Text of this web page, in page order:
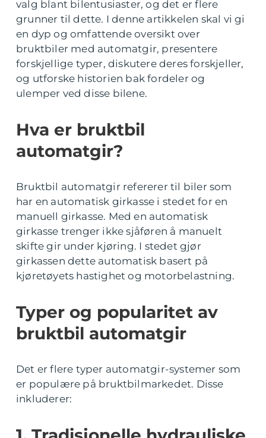
valg blant bilentusiaster, og det er flere
grunner til dette. I denne artikkelen skal vi gi
en dyp og omfattende oversikt over
bruktbiler med automatgir, presentere
forskjellige typer, diskutere deres forskjeller,
og utforske historien bak fordeler og
ulemper ved disse bilene.
Hva er bruktbil
automatgir?
Bruktbil automatgir refererer til biler som
har en automatisk girkasse i stedet for en
manuell girkasse. Med en automatisk
girkasse trenger ikke sjåføren å manuelt
skifte gir under kjøring. I stedet gjør
girkassen dette automatisk basert på
kjøretøyets hastighet og motorbelastning.
Typer og popularitet av
bruktbil automatgir
Det er flere typer automatgir-systemer som
er populære på bruktbilmarkedet. Disse
inkluderer: